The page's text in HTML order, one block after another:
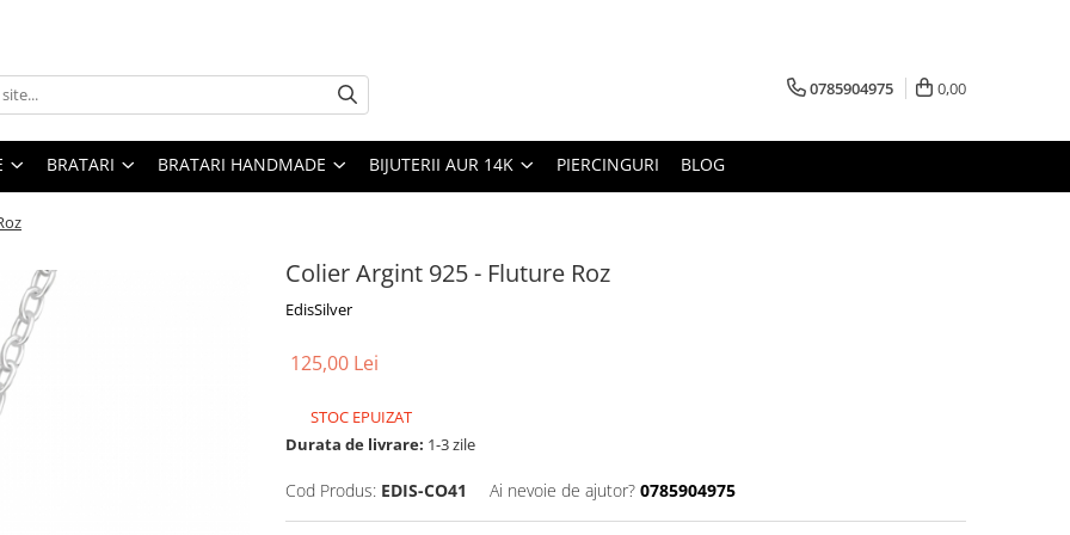
0785904975 0,00
BRATARI BRATARI HANDMADE BIJUTERII AUR 14K PIERCINGURI BLOG
Colier Argint 925 - Fluture Roz
EdisSilver
125,00 Lei
STOC EPUIZAT
Durata de livrare: 1-3 zile
Cod Produs: EDIS-CO41 Ai nevoie de ajutor? 0785904975